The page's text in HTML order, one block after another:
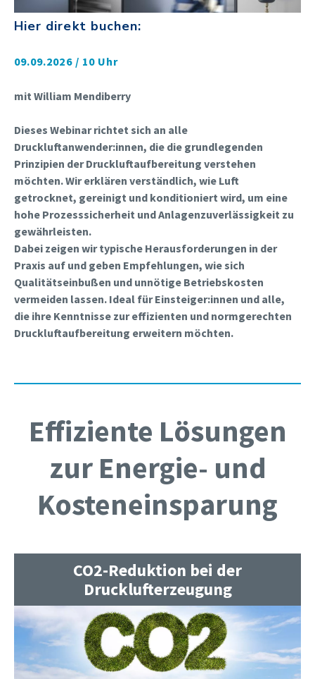
Hier direkt buchen:
09.09.2026 / 10 Uhr
mit William Mendiberry
Dieses Webinar richtet sich an alle
Druckluftanwender:innen, die die grundlegenden
Prinzipien der Druckluftaufbereitung verstehen
möchten.Wir erklären verständlich, wie Luft
getrocknet, gereinigt und konditioniert wird, um eine
hohe Prozesssicherheit und Anlagenzuverlässigkeit zu
gewährleisten.
Dabei zeigen wir typische Herausforderungen in der
Praxis auf und geben Empfehlungen, wie sich
Qualitätseinbußen und unnötige Betriebskosten
vermeiden lassen. Ideal für Einsteiger:innen und alle,
die ihre Kenntnisse zur effizienten und normgerechten
Druckluftaufbereitung erweitern möchten.
Effiziente Lösungen
zur Energie- und
Kosteneinsparung
CO2-Reduktion bei der
Drucklufterzeugung